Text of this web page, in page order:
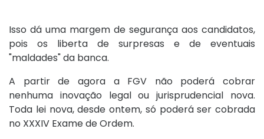
Isso dá uma margem de segurança aos candidatos,
pois os liberta de surpresas e de eventuais
"maldades" da banca.
A partir de agora a FGV não poderá cobrar
nenhuma inovação legal ou jurisprudencial nova.
Toda lei nova, desde ontem, só poderá ser cobrada
no XXXIV Exame de Ordem.